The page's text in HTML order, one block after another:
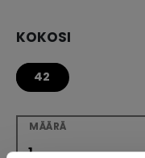
KOKOSI
42
MÄÄRÄ